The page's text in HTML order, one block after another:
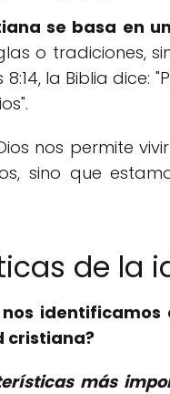
se basa en
o tradiciones,
8:14, la Biblia
nos permite
sino que
de la
nos
cristiana?
más